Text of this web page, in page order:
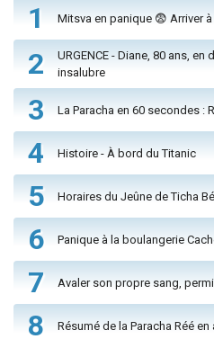
1 Mitsva en panique 😨 Arriver à
2
URGENCE - Diane, 80 ans,
insalubre
3 La Paracha en 60 secondes :
4 Histoire - À bord du Titanic
5 Horaires du Jeûne de Ticha
6 Panique à la boulangerie
7 Avaler son propre sang,
8 Résumé de la Paracha Réé